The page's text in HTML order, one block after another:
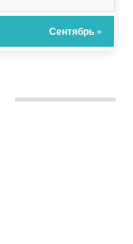
Сентябрь »